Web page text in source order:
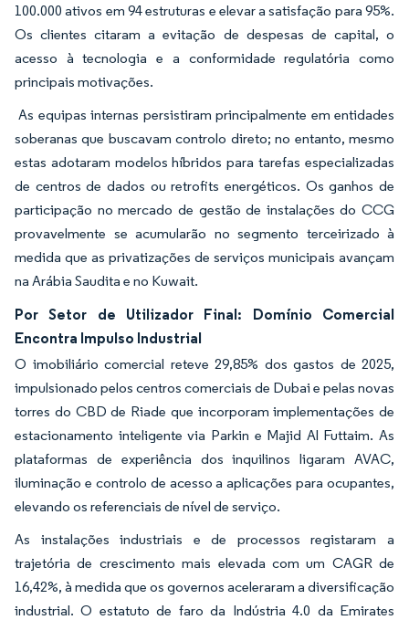
100.000 ativos em 94 estruturas e elevar a satisfação para 95%.
Os clientes citaram a evitação de despesas de capital, o
acesso à tecnologia e a conformidade regulatória como
principais motivações.
As equipas internas persistiram principalmente em entidades
soberanas que buscavam controlo direto; no entanto, mesmo
estas adotaram modelos híbridos para tarefas especializadas
de centros de dados ou retrofits energéticos. Os ganhos de
participação no mercado de gestão de instalações do CCG
provavelmente se acumularão no segmento terceirizado à
medida que as privatizações de serviços municipais avançam
na Arábia Saudita e no Kuwait.
Por Setor de Utilizador Final: Domínio Comercial
Encontra Impulso Industrial
O imobiliário comercial reteve 29,85% dos gastos de 2025,
impulsionado pelos centros comerciais de Dubai e pelas novas
torres do CBD de Riade que incorporam implementações de
estacionamento inteligente via Parkin e Majid Al Futtaim. As
plataformas de experiência dos inquilinos ligaram AVAC,
iluminação e controlo de acesso a aplicações para ocupantes,
elevando os referenciais de nível de serviço.
As instalações industriais e de processos registaram a
trajetória de crescimento mais elevada com um CAGR de
16,42%, à medida que os governos aceleraram a diversificação
industrial. O estatuto de faro da Indústria 4.0 da Emirates